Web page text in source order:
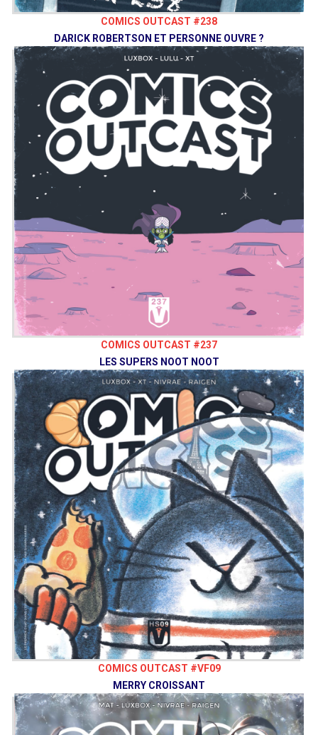
COMICS OUTCAST #238
DARICK ROBERTSON ET PERSONNE OUVRE ?
COMICS OUTCAST #237
LES SUPERS NOOT NOOT
COMICS OUTCAST #VF09
MERRY CROISSANT